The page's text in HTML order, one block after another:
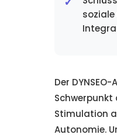
Der
Stimulation
Autonomie.